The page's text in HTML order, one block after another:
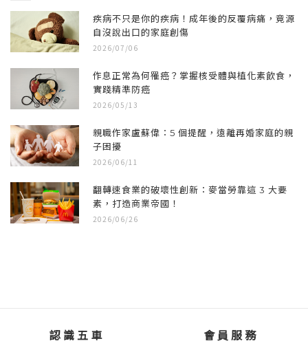
疾病不只是你的疾病！成年後的反覆病痛，竟源
自沒說出口的家庭創傷
2026/07/06
作息正常為何罹癌？掌握核受體與植化素飲食，
實踐精準防癌
2026/05/13
親職作家盧蘇偉：5 個提醒，遠離再婚家庭的親
子困擾
2026/06/11
翻轉速食業的破壞性創新：麥當勞靠這 3 大要
素，打造商業帝國！
2026/06/26
認識五車 會員服務